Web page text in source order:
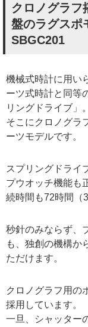
クロノグラフ
盤のラグスポ
SBGC201
機械式時計に用い
ーツ式時計と同等
リングドライブ」。
そこにクロノグラ
ーツモデルです。
スプリングドライ
プウオッチ機能も
続時間も72時間（
秒針のみならず、
も、独創の機構か
ただけます。
クロノグラフ用の
採用しています。
一旦、シャッター